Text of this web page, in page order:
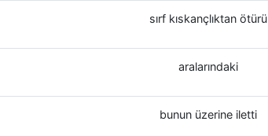
sırf kıskançlıktan ötürü
aralarındaki
bunun üzerine iletti